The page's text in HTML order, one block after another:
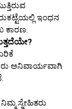
ಇಂಧನ
ಕಾರಣ.
ಅನಿವಾರ್ಯವಾಗಿ
ಸ್ನೇಹಿತರು